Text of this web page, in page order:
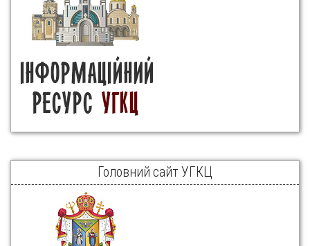
Головний сайт УГКЦ